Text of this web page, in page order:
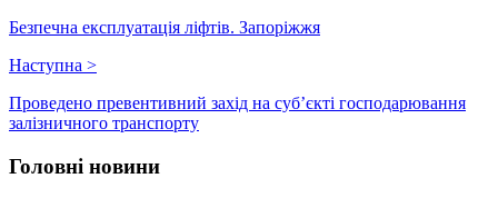
Безпечна експлуатація ліфтів. Запоріжжя
Наступна >
Проведено превентивний захід на суб’єкті господарювання
залізничного транспорту
Головні новини